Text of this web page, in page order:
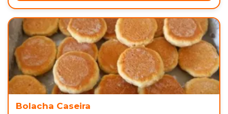
Bolacha Caseira